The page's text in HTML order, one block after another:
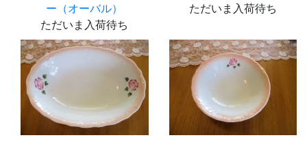
ー（オーバル）
ただいま入荷待ち
ただいま入荷待ち